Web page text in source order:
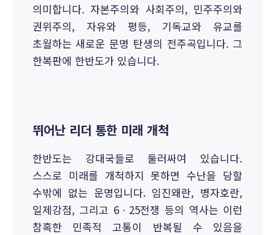
의미합니다. 자본주의와 사회주의, 민주주의와
권위주의, 자유와 평등, 기독교와 유교를
초월하는 새로운 문명 탄생의 전주곡입니다. 그
한복판에 한반도가 있습니다.
뛰어난 리더 통한 미래 개척
한반도는 강대국들로 둘러싸여 있습니다.
스스로 미래를 개척하지 못하면 수난을 당할
수밖에 없는 운명입니다. 임진왜란, 병자호란,
일제강점, 그리고 6ㆍ25전쟁 등의 역사는 이런
참혹한 민족적 고통이 반복될 수 있음을